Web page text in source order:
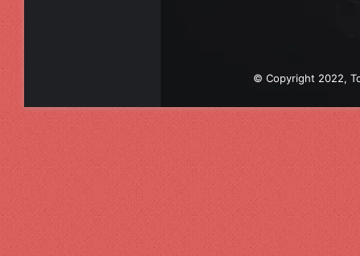
© Copyright 2022,